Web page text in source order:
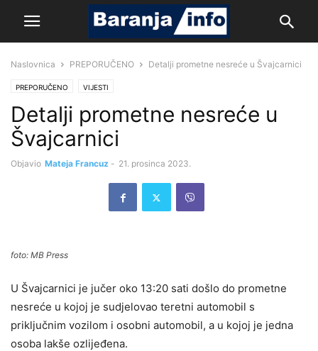
Naslovnica PREPORUČENO Detalji prometne nesreće u Švajcarnici
PREPORUČENO VIJESTI
Detalji prometne nesreće u
Švajcarnici
Objavio Mateja Francuz - 21. prosinca 2023.
foto: MB Press
U Švajcarnici je jučer oko 13:20 sati došlo do prometne
nesreće u kojoj je sudjelovao teretni automobil s
priključnim vozilom i osobni automobil, a u kojoj je jedna
osoba lakše ozlijeđena.